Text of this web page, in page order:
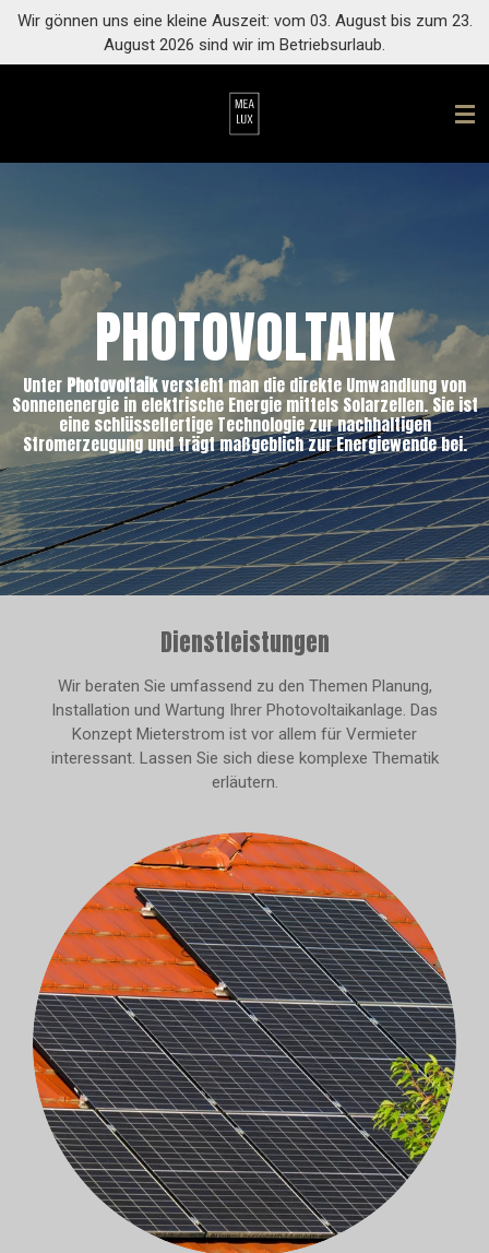
Zum
springen
Wir gönnen uns eine kleine Auszeit: vom 03. August bis zum 23.
August 2026 sind wir im Betriebsurlaub.
PHOTOVOLTAIK
Unter Photovoltaikversteht man die direkte Umwandlung von
Sonnenenergie in elektrische Energie mittels Solarzellen. Sie ist
eine schlüsselfertige Technologie zur nachhaltigen
Stromerzeugung und trägt maßgeblich zur Energiewende bei.
Dienstleistungen
Wir beraten Sie umfassend zu den Themen Planung,
Installation und Wartung Ihrer Photovoltaikanlage. Das
Konzept Mieterstrom ist vor allem für Vermieter
interessant. Lassen Sie sich diese komplexe Thematik
erläutern.